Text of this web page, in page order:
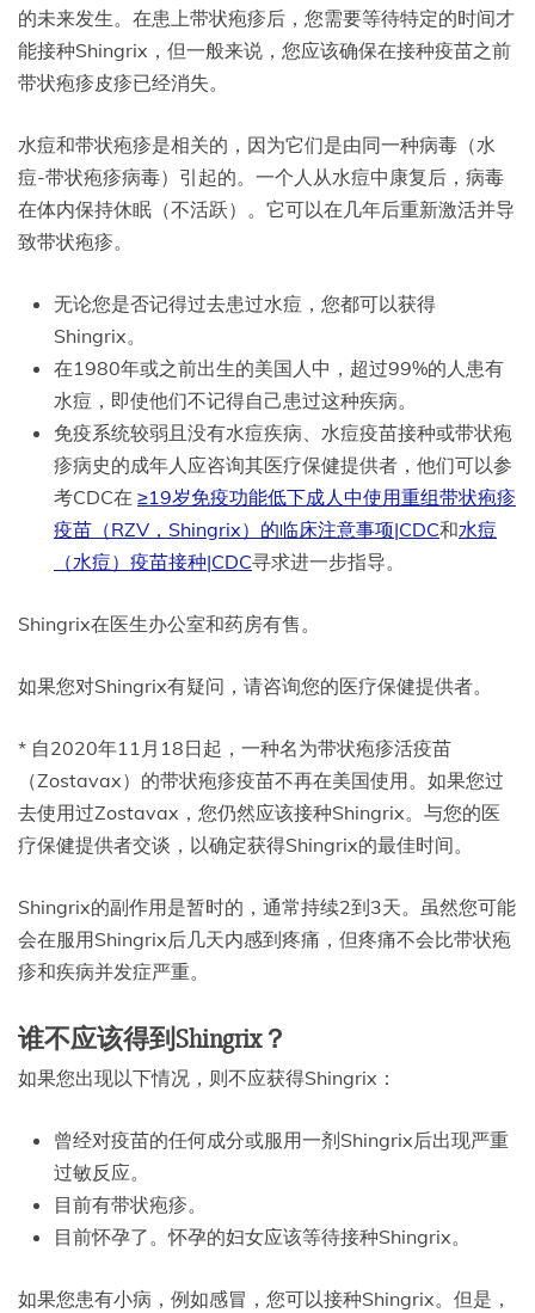
的未来发生。在患上带状疱疹后，您需要等待特定的时间才
能接种Shingrix，但一般来说，您应该确保在接种疫苗之前
带状疱疹皮疹已经消失。
水痘和带状疱疹是相关的，因为它们是由同一种病毒（水
痘-带状疱疹病毒）引起的。一个人从水痘中康复后，病毒
在体内保持休眠（不活跃）。它可以在几年后重新激活并导
致带状疱疹。
无论您是否记得过去患过水痘，您都可以获得
Shingrix。
在1980年或之前出生的美国人中，超过99%的人患有
水痘，即使他们不记得自己患过这种疾病。
免疫系统较弱且没有水痘疾病、水痘疫苗接种或带状疱
疹病史的成年人应咨询其医疗保健提供者，他们可以参
考CDC在 ≥19岁免疫功能低下成人中使用重组带状疱疹
疫苗（RZV，Shingrix）的临床注意事项|CDC和水痘
（水痘）疫苗接种|CDC寻求进一步指导。
Shingrix在医生办公室和药房有售。
如果您对Shingrix有疑问，请咨询您的医疗保健提供者。
* 自2020年11月18日起，一种名为带状疱疹活疫苗
（Zostavax）的带状疱疹疫苗不再在美国使用。如果您过
去使用过Zostavax，您仍然应该接种Shingrix。与您的医
疗保健提供者交谈，以确定获得Shingrix的最佳时间。
Shingrix的副作用是暂时的，通常持续2到3天。虽然您可能
会在服用Shingrix后几天内感到疼痛，但疼痛不会比带状疱
疹和疾病并发症严重。
谁不应该得到Shingrix？
如果您出现以下情况，则不应获得Shingrix：
曾经对疫苗的任何成分或服用一剂Shingrix后出现严重
过敏反应。
目前有带状疱疹。
目前怀孕了。怀孕的妇女应该等待接种Shingrix。
如果您患有小病，例如感冒，您可以接种Shingrix。但是，